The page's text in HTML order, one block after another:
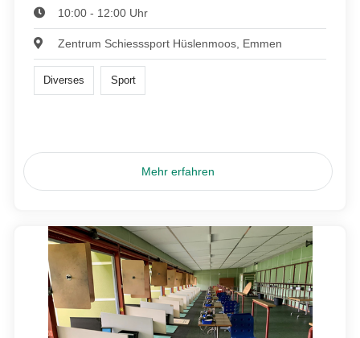
10:00 - 12:00 Uhr
Zentrum Schiesssport Hüslenmoos, Emmen
Diverses Sport
Mehr erfahren